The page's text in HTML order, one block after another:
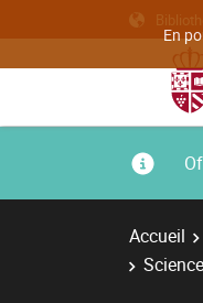
En
Accueil